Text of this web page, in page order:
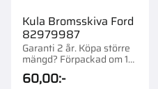
Kula Bromsskiva Ford
82979987
Garanti 2 år. Köpa större
mängd? Förpackad om 1
st.
60,00:-